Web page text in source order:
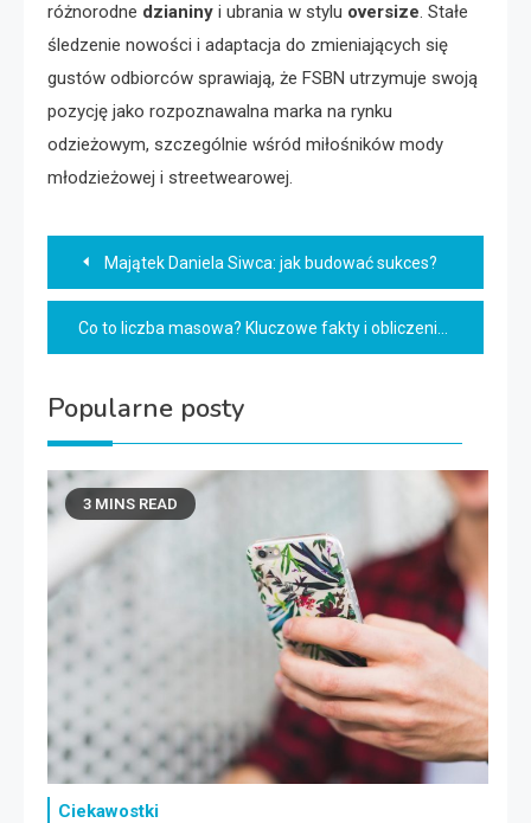
różnorodne dzianiny i ubrania w stylu oversize. Stałe
śledzenie nowości i adaptacja do zmieniających się
gustów odbiorców sprawiają, że FSBN utrzymuje swoją
pozycję jako rozpoznawalna marka na rynku
odzieżowym, szczególnie wśród miłośników mody
młodzieżowej i streetwearowej.
Nawigacja
wpisu
Majątek Daniela Siwca: jak budować sukces?
Co to liczba masowa? Kluczowe fakty i obliczenia
Popularne posty
3 MINS READ
Ciekawostki